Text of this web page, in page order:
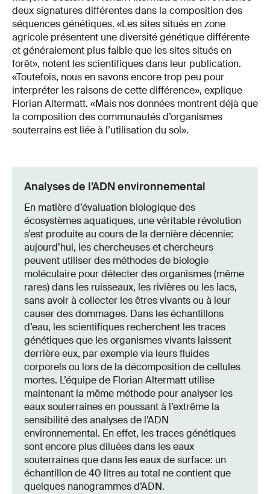
deux signatures différentes dans la composition des
séquences génétiques. «Les sites situés en zone
agricole présentent une diversité génétique différente
et généralement plus faible que les sites situés en
forêt», notent les scientifiques dans leur publication.
«Toutefois, nous en savons encore trop peu pour
interpréter les raisons de cette différence», explique
Florian Altermatt. «Mais nos données montrent déjà que
la composition des communautés d’organismes
souterrains est liée à l’utilisation du sol».
Analyses de l’ADN environnemental
En matière d’évaluation biologique des
écosystèmes aquatiques, une véritable révolution
s’est produite au cours de la dernière décennie:
aujourd’hui, les chercheuses et chercheurs
peuvent utiliser des méthodes de biologie
moléculaire pour détecter des organismes (même
rares) dans les ruisseaux, les rivières ou les lacs,
sans avoir à collecter les êtres vivants ou à leur
causer des dommages. Dans les échantillons
d’eau, les scientifiques recherchent les traces
génétiques que les organismes vivants laissent
derrière eux, par exemple via leurs fluides
corporels ou lors de la décomposition de cellules
mortes. L’équipe de Florian Altermatt utilise
maintenant la même méthode pour analyser les
eaux souterraines en poussant à l’extrême la
sensibilité des analyses de l’ADN
environnemental. En effet, les traces génétiques
sont encore plus diluées dans les eaux
souterraines que dans les eaux de surface: un
échantillon de 40 litres au total ne contient que
quelques nanogrammes d’ADN.